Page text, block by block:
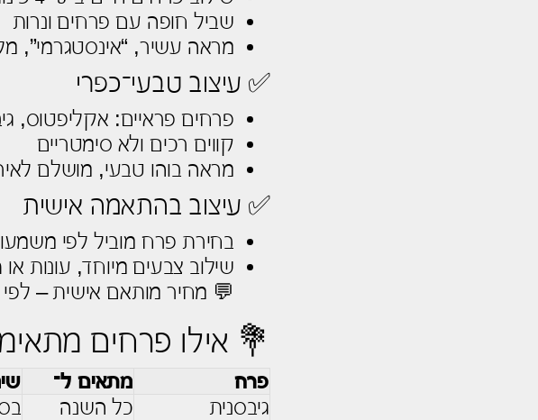
שביל חופה עם פרחים ונרות
מראה עשיר, “אינסטגרמי”,
✅ עיצוב טבעי־כפרי
פרחים פראיים: אקליפטוס,
קווים רכים ולא סימטריים
מראה בוהו טבעי, מושלם
✅ עיצוב בהתאמה אישית
בחירת פרח מוביל לפי
שילוב צבעים מיוחד, עונות או
💬 מחיר מותאם אישית – לפי
💐 אילו פרחים
פרח מתאים ל־
גיבסנית
כל השנה